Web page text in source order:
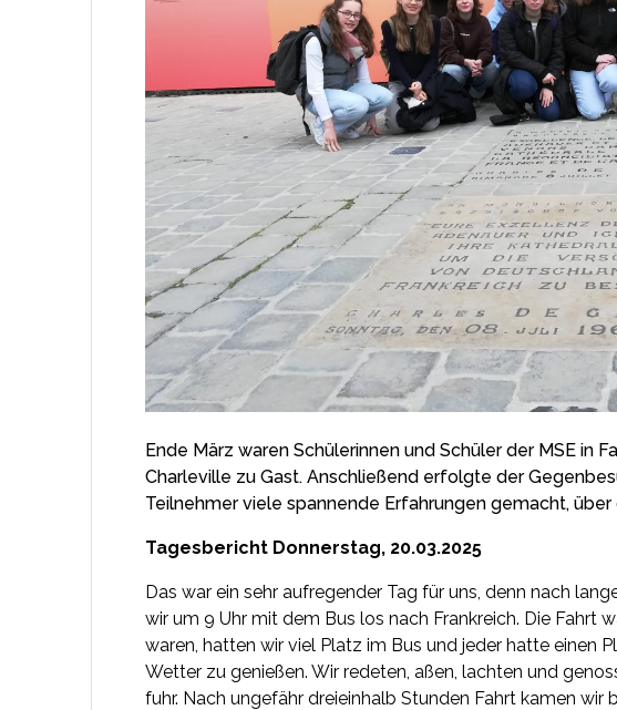
Ende März waren Schülerinnen und Schüler der MSE in
Charleville zu Gast. Anschließend erfolgte der
Teilnehmer viele spannende Erfahrungen gemacht,
Tagesbericht Donnerstag, 20.03.2025
Das war ein sehr aufregender Tag für uns, denn nach
wir um 9 Uhr mit dem Bus los nach Frankreich. Die Fahrt
waren, hatten wir viel Platz im Bus und jeder hatte einen
Wetter zu genießen. Wir redeten, aßen, lachten und
fuhr. Nach ungefähr dreieinhalb Stunden Fahrt kamen